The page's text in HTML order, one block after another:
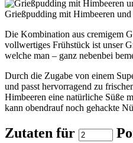
Grießpudding mit Himbeeren
Die Kombination aus cremigem
vollwertiges Frühstück ist unser
welche man – ganz nebenbei
Durch die Zugabe von einem
und passt hervorragend zu
Himbeeren eine natürliche Süße
kann obendrauf noch gehackte
Zutaten für